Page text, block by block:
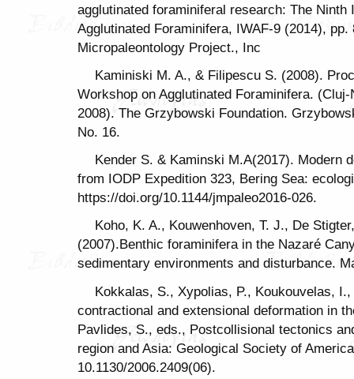
agglutinated foraminiferal research: The Ninth
Agglutinated Foraminifera, IWAF-9 (2014),
Micropaleontology Project., Inc
Kaminiski M. A., & Filipescu S. (2008).
Workshop on Agglutinated Foraminifera.
2008). The Grzybowski Foundation.
No. 16.
Kender S. & Kaminski M.A(2017). Modern
from IODP Expedition 323, Bering Sea:
https://doi.org/10.1144/jmpaleo2016-026.
Koho, K. A., Kouwenhoven, T. J., De
(2007).Benthic foraminifera in the Nazaré
sedimentary environments and disturbance.
Kokkalas, S., Xypolias, P., Koukouvelas,
contractional and extensional deformation in
Pavlides, S., eds., Postcollisional tectonics
region and Asia: Geological Society of
10.1130/2006.2409(06).